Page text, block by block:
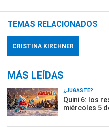
TEMAS RELACIONADOS
CRISTINA KIRCHNER
MÁS LEÍDAS
¿JUGASTE?
Quini 6: los
miércoles 5